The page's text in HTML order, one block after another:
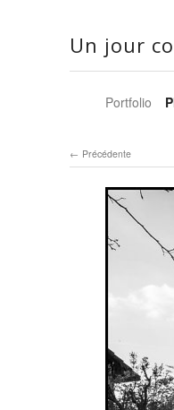
Un jour
Portfolio
Précédente